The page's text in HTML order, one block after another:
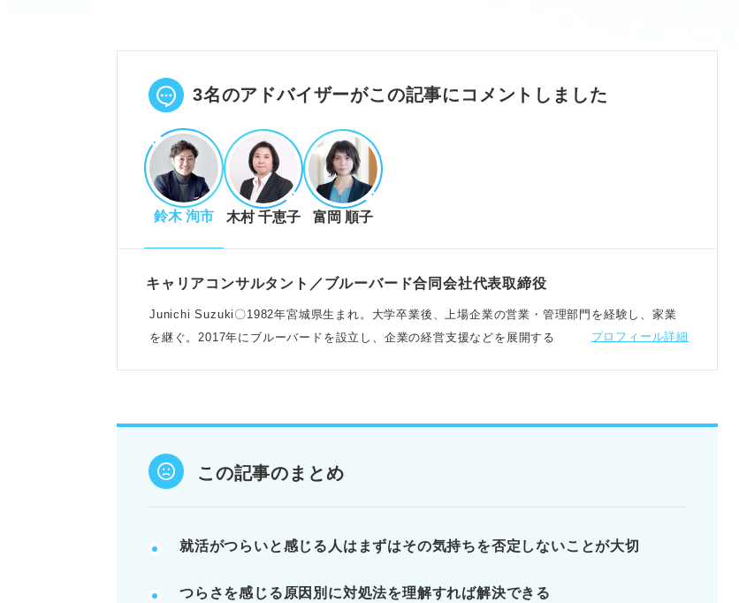
働きたくない虚無感や、周囲に相談相手がいない孤独感。
POINT：つらいと感じるのは真剣に向き合っている証拠。
原因を打破！つらさを解消するための具体的な対処法
自己分析や周囲への相談で、軸の明確化や長所の再発見を行う。
模擬面接で不慣れさを解消し、選考はミスマッチを防ぐ場と捉える。
社会人のメリットに目を向け、自分のペースで夏冬採用も検討。
例：短所を「優柔不断→思慮深い」とポジティブに言い換える。
POINT：1日〜1週間程度は徹底的に就活を忘れて休む。
記事の該当箇所を見る
就活がつらいと感じたときの対処法
3名のアドバイザーがこの記事にコメントしました
鈴木 洵市 木村 千恵子 富岡 順子
キャリアコンサルタント／ブルーバード合同会社代表取締役
Junichi Suzuki〇1982年宮城県⽣まれ。⼤学卒業後、上場企業の営業・管理部⾨を経験し、家業
を継ぐ。2017年にブルーバードを設⽴し、企業の経営支援などを展開する
プロフィール詳細
この記事のまとめ
就活がつらいと感じる人はまずはその気持ちを否定しないことが大切
つらさを感じる原因別に対処法を理解すれば解決できる